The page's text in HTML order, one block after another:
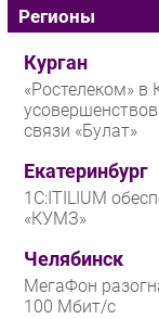
Регионы
Курган
«Ростелеком» в
связи «Булат»
Екатеринбург
1С:ITILIUM
«КУМЗ»
Челябинск
МегаФон
100 Мбит/с